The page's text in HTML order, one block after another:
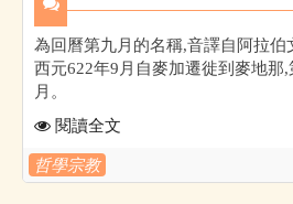
為回曆第九月的名稱,音譯自阿拉伯
西元622年9月自麥加遷徙到麥地那
月。
閱讀全文
哲學宗教